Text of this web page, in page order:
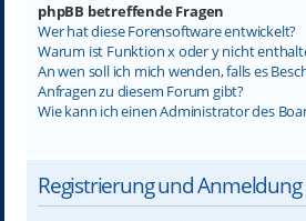
phpBB betreffende Fragen
Wer hat diese Forensoftware entwickelt?
Warum ist Funktion x oder y nicht
An wen soll ich mich wenden, falls es
Anfragen zu diesem Forum gibt?
Wie kann ich einen Administrator des
Registrierung und Anmeldung